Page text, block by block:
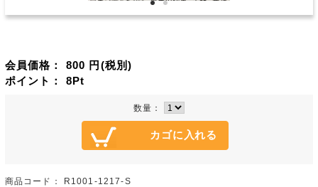
会員価格： 800 円(税別)
ポイント： 8Pt
数量：
商品コード： R1001-1217-S